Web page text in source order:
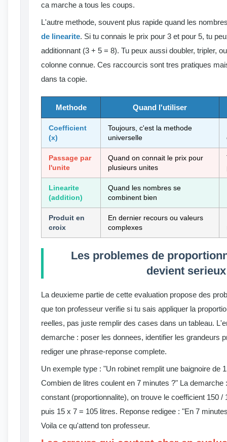
ca marche a tous les coups.
L'autre methode, souvent plus rapide quand les
de linearite. Si tu connais le prix pour 3 et pour 5, tu
additionnant (3 + 5 = 8). Tu peux aussi doubler, tripler,
colonne connue. Ces raccourcis sont tres pratiques
dans ta copie.
Methode Quand l'utiliser
Coefficient
(x)
Toujours, c'est la methode
universelle
Passage par
l'unite
Quand on connait le prix pour
plusieurs unites
Linearite
(addition)
Quand les nombres se
combinent bien
Produit en
croix
En dernier recours ou valeurs
complexes
Les problemes de
devient serieux
La deuxieme partie de cette evaluation propose des
que ton professeur verifie si tu sais appliquer la
reelles, pas juste remplir des cases dans un tableau.
demarche : poser les donnees, identifier les grandeurs
rediger une phrase-reponse complete.
Un exemple type : "Un robinet remplit une baignoire de
Combien de litres coulent en 7 minutes ?" La demarche
constant (proportionnalite), on trouve le coefficient 150 /
puis 15 x 7 = 105 litres. Reponse redigee : "En 7
Voila ce qu'attend ton professeur.